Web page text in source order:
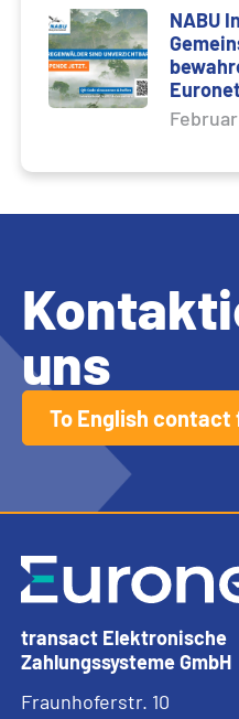
NABU
uns
To English contact
transact Elektronische
Zahlungssysteme GmbH